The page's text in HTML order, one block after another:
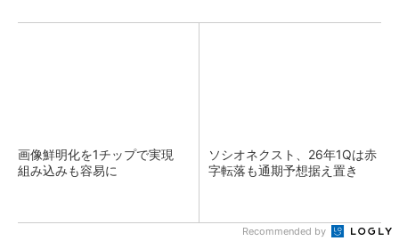
画像鮮明化を1チップで実現
組み込みも容易に
ソシオネクスト、26年1Qは赤
字転落も通期予想据え置き
Recommended by